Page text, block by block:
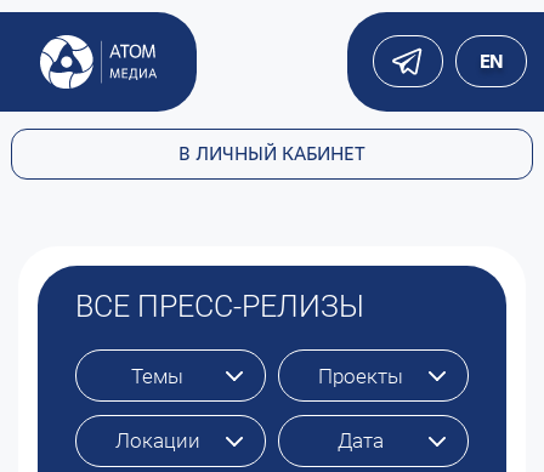
EN
В ЛИЧНЫЙ КАБИНЕТ
ВСЕ ПРЕСС-РЕЛИЗЫ
Темы Проекты
Локации Дата